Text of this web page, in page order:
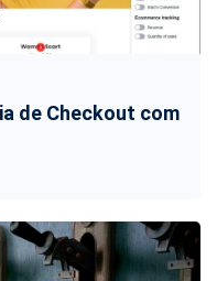
de Checkout com